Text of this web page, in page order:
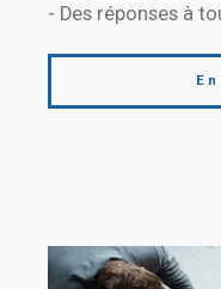
- Des réponses à